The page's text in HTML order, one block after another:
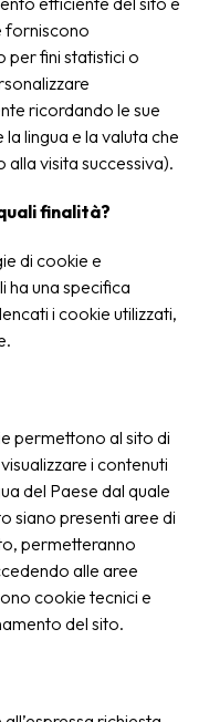
forniscono
per fini statistici o
ricordando le sue
lingua e la valuta che
visita successiva).
finalità?
di cookie e
ha una specifica
i cookie utilizzati,
permettono al sito di
i contenuti
del Paese dal quale
siano presenti aree di
permetteranno
alle aree
cookie tecnici e
del sito.